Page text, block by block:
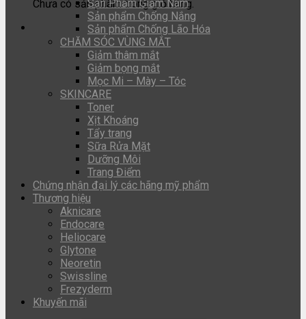
Chưa có sản phẩm trong giỏ hàng.
Sản Phẩm Giảm Nám
Sản phẩm Chống Nắng
Sản phẩm Chống Lão Hóa
CHĂM SÓC VÙNG MẮT
Giảm thâm mắt
Giảm bọng mắt
Mọc Mi – Mày – Tóc
SKINCARE
Toner
Xịt Khoáng
Tẩy trang
Sữa Rửa Mặt
Dưỡng Môi
Trang Điểm
Chứng nhận đại lý các hãng mỹ phẩm
Thương hiệu
Aknicare
Endocare
Heliocare
Glytone
Neoretin
Swissline
Frezyderm
Khuyến mãi